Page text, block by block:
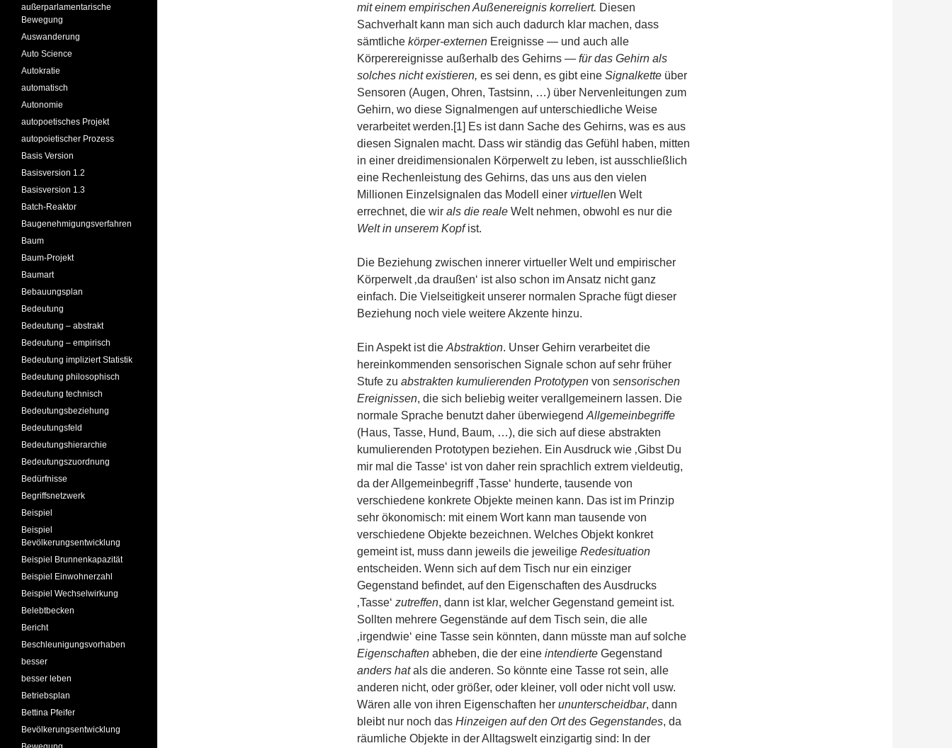
mit einem empirischen Außenereignis korreliert. Diesen
Sachverhalt kann man sich auch dadurch klar machen, dass
sämtliche körper-externen Ereignisse — und auch alle
Körperereignisse außerhalb des Gehirns — für das Gehirn als
solches nicht existieren, es sei denn, es gibt eine Signalkette über
Sensoren (Augen, Ohren, Tastsinn, …) über Nervenleitungen zum
Gehirn, wo diese Signalmengen auf unterschiedliche Weise
verarbeitet werden.[1] Es ist dann Sache des Gehirns, was es aus
diesen Signalen macht. Dass wir ständig das Gefühl haben, mitten
in einer dreidimensionalen Körperwelt zu leben, ist ausschließlich
eine Rechenleistung des Gehirns, das uns aus den vielen
Millionen Einzelsignalen das Modell einer virtuellen Welt
errechnet, die wir als die reale Welt nehmen, obwohl es nur die
Welt in unserem Kopfist.
Die Beziehung zwischen innerer virtueller Welt und empirischer
Körperwelt ‚da draußen‘ ist also schon im Ansatz nicht ganz
einfach. Die Vielseitigkeit unserer normalen Sprache fügt dieser
Beziehung noch viele weitere Akzente hinzu.
Ein Aspekt ist die Abstraktion. Unser Gehirn verarbeitet die
hereinkommenden sensorischen Signale schon auf sehr früher
Stufe zu abstrakten kumulierenden Prototypen von sensorischen
Ereignissen, die sich beliebig weiter verallgemeinern lassen. Die
normale Sprache benutzt daher überwiegend Allgemeinbegriffe
(Haus, Tasse, Hund, Baum, …), die sich auf diese abstrakten
kumulierenden Prototypen beziehen. Ein Ausdruck wie ‚Gibst Du
mir mal die Tasse‘ ist von daher rein sprachlich extrem vieldeutig,
da der Allgemeinbegriff ‚Tasse‘ hunderte, tausende von
verschiedene konkrete Objekte meinen kann. Das ist im Prinzip
sehr ökonomisch: mit einem Wort kann man tausende von
verschiedene Objekte bezeichnen. Welches Objekt konkret
gemeint ist, muss dann jeweils die jeweilige Redesituation
entscheiden. Wenn sich auf dem Tisch nur ein einziger
Gegenstand befindet, auf den Eigenschaften des Ausdrucks
‚Tasse‘ zutreffen, dann ist klar, welcher Gegenstand gemeint ist.
Sollten mehrere Gegenstände auf dem Tisch sein, die alle
‚irgendwie‘ eine Tasse sein könnten, dann müsste man auf solche
Eigenschaften abheben, die der eine intendierte Gegenstand
anders hatals die anderen. So könnte eine Tasse rot sein, alle
anderen nicht, oder größer, oder kleiner, voll oder nicht voll usw.
Wären alle von ihren Eigenschaften her ununterscheidbar, dann
bleibt nur noch das Hinzeigen auf den Ort des Gegenstandes, da
räumliche Objekte in der Alltagswelt einzigartig sind: In der
außerparlamentarische
Bewegung
Auswanderung
Auto Science
Autokratie
automatisch
Autonomie
autopoetisches Projekt
autopoietischer Prozess
Basis Version
Basisversion 1.2
Basisversion 1.3
Batch-Reaktor
Baugenehmigungsverfahren
Baum
Baum-Projekt
Baumart
Bebauungsplan
Bedeutung
Bedeutung – abstrakt
Bedeutung – empirisch
Bedeutung impliziert Statistik
Bedeutung philosophisch
Bedeutung technisch
Bedeutungsbeziehung
Bedeutungsfeld
Bedeutungshierarchie
Bedeutungszuordnung
Bedürfnisse
Begriffsnetzwerk
Beispiel
Beispiel
Bevölkerungsentwicklung
Beispiel Brunnenkapazität
Beispiel Einwohnerzahl
Beispiel Wechselwirkung
Belebtbecken
Bericht
Beschleunigungsvorhaben
besser
besser leben
Betriebsplan
Bettina Pfeifer
Bevölkerungsentwicklung